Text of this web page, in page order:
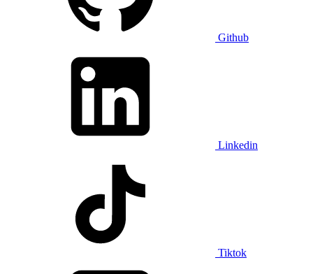
Github
Linkedin
Tiktok